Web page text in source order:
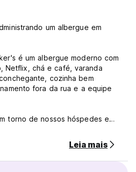
um albergue em
é um albergue moderno com
Netflix, chá e café, varanda
cozinha bem
fora da rua e a equipe
torno de nossos hóspedes e
um albergue jovem e fresco,
jovem de hoje, oferecendo
de solteiro, suítes anexas aos
grátis e Netflix para aquelas
Leia mais